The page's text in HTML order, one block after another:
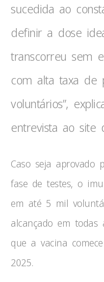
sucedida ao
definir a dose
transcorreu sem
com alta taxa de
voluntários”,
entrevista ao site
Caso seja
fase de testes, o
em até 5 mil
alcançado em todas
que a vacina
2025.